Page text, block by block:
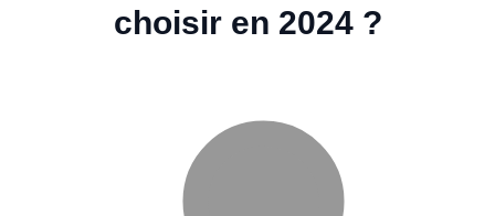
choisir en 2024 ?